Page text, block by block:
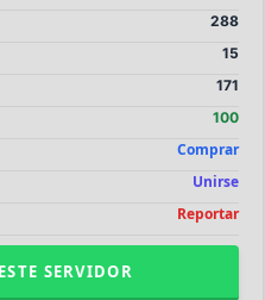
288
15
171
100
Comprar
Unirse
Reportar
SERVIDOR